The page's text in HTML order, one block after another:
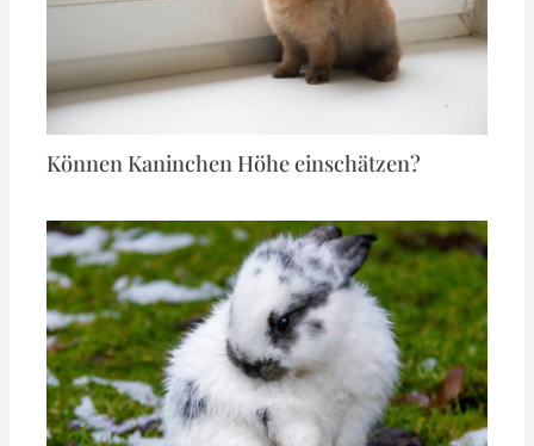
Können Kaninchen Höhe einschätzen?